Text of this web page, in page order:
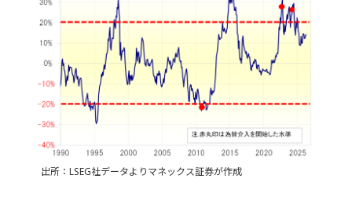
出所：LSEG社データよりマネックス証券が作成